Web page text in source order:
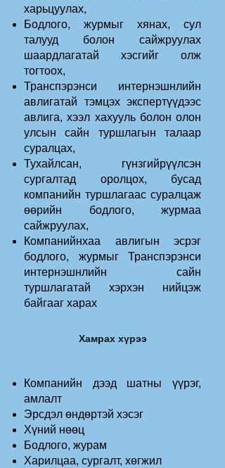
харьцуулах,
Бодлого, журмыг хянах, сул
талууд болон сайжруулах
шаардлагатай хэсгийг олж
тогтоох,
Транспэрэнси интернэшнлийн
авлигатай тэмцэх экспертүүдээс
авлига, хээл хахууль болон олон
улсын сайн туршлагын талаар
суралцах,
Тухайлсан, гүнзгийрүүлсэн
сургалтад оролцох, бусад
компанийн туршлагаас суралцаж
өөрийн бодлого, журмаа
сайжруулах,
Компанийнхаа авлигын эсрэг
бодлого, журмыг Транспэрэнси
интернэшнлийн сайн
туршлагатай хэрхэн нийцэж
байгааг харах
Хамрах хүрээ
Компанийн дээд шатны үүрэг,
амлалт
Эрсдэл өндөртэй хэсэг
Хүний нөөц
Бодлого, журам
Харилцаа, сургалт, хөгжил